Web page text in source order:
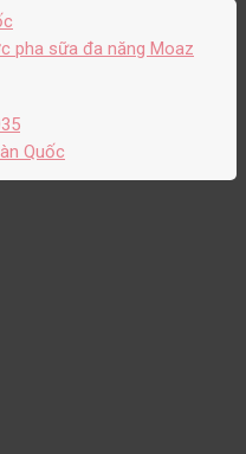
pha sữa đa năng Moaz
Quốc